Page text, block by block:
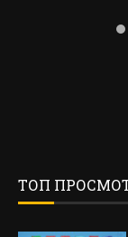
ТОП